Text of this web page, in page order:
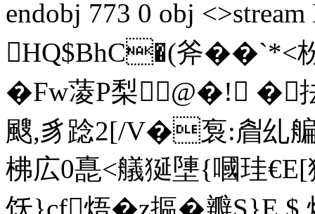
endobj 773 0 obj
HQ$BhC�(斧� �`*<
�Fw蓤P梨@�! �
颼,豸踗2[/V�袌:睂乣
柫広0嗭<艤狿塦{嘓珪